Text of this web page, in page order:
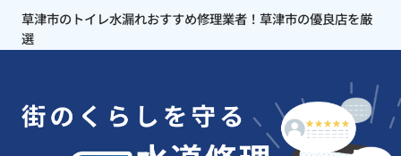
草津市のトイレ水漏れおすすめ修理業者！草津市の優良店を厳
選